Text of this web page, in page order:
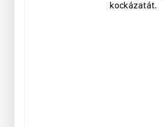
kockázatát.